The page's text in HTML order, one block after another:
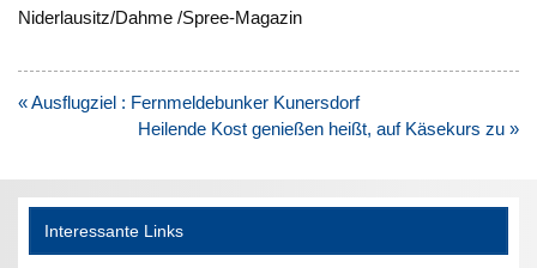
Niderlausitz/Dahme /Spree-Magazin
Beitragsnavigation
« Ausflugziel : Fernmeldebunker Kunersdorf
Heilende Kost genießen heißt, auf Käsekurs zu »
Interessante Links